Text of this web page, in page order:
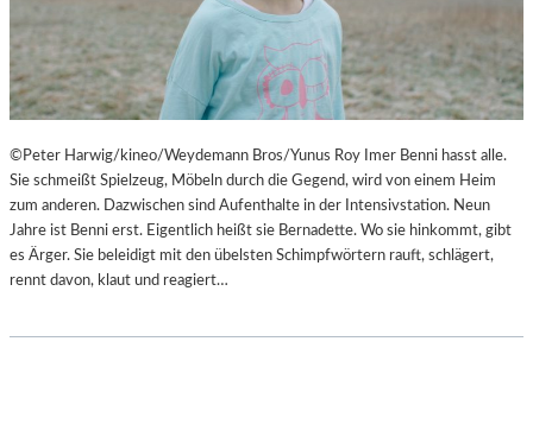
©Peter Harwig/kineo/Weydemann Bros/Yunus Roy Imer Benni hasst alle.
Sie schmeißt Spielzeug, Möbeln durch die Gegend, wird von einem Heim
zum anderen. Dazwischen sind Aufenthalte in der Intensivstation. Neun
Jahre ist Benni erst. Eigentlich heißt sie Bernadette. Wo sie hinkommt, gibt
es Ärger. Sie beleidigt mit den übelsten Schimpfwörtern rauft, schlägert,
rennt davon, klaut und reagiert…